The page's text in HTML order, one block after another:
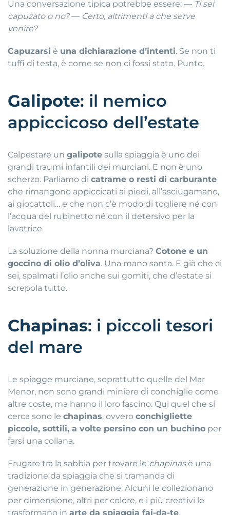
Una conversazione tipica potrebbe essere: — Ti sei
capuzato o no?— Certo, altrimenti a che serve
venire?
Capuzarsi è una dichiarazione d’intenti. Se non ti
tuffi di testa, è come se non ci fossi stato. Punto.
Galipote: il nemico
appiccicoso dell’estate
Calpestare un galipote sulla spiaggia è uno dei
grandi traumi infantili dei murciani. E non è uno
scherzo. Parliamo di catrame o resti di carburante
che rimangono appiccicati ai piedi, all’asciugamano,
ai giocattoli… e che non c’è modo di togliere né con
l’acqua del rubinetto né con il detersivo per la
lavatrice.
La soluzione della nonna murciana? Cotone e un
goccino di olio d’oliva. Una mano santa. E già che ci
sei, spalmati l’olio anche sui gomiti, che d’estate si
screpola tutto.
Chapinas: i piccoli tesori
del mare
Le spiagge murciane, soprattutto quelle del Mar
Menor, non sono grandi miniere di conchiglie come
altre coste, ma hanno il loro fascino. Qui quel che si
cerca sono le chapinas, ovvero conchigliette
piccole, sottili, a volte persino con un buchino per
farsi una collana.
Frugare tra la sabbia per trovare le chapinasè una
tradizione da spiaggia che si tramanda di
generazione in generazione. Alcuni le collezionano
per dimensione, altri per colore, e i più creativi le
trasformano in arte da spiaggia fai-da-te.